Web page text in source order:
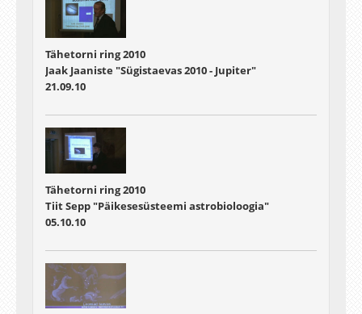
Tähetorni ring 2010
Jaak Jaaniste "Sügistaevas 2010 - Jupiter"
21.09.10
Tähetorni ring 2010
Tiit Sepp "Päikesesüsteemi astrobioloogia"
05.10.10